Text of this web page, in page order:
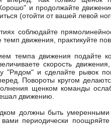
и продолжайте
(отойти от вашей левой
соблюдайте
темп движения, практикуйте
темпа движения подайте
скорость
"Рядом" и сделайте рывок
Повороты кругом
щенком команды
движению.
должны быть
периодически